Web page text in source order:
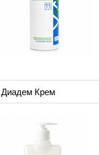
Диадем Крем